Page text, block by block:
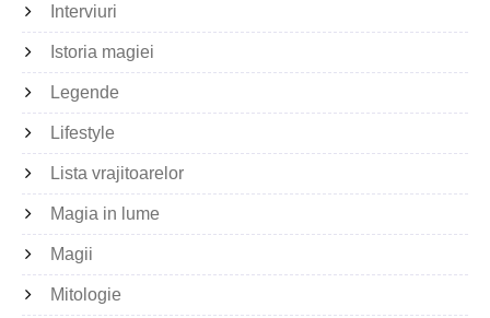
Interviuri
Istoria magiei
Legende
Lifestyle
Lista vrajitoarelor
Magia in lume
Magii
Mitologie